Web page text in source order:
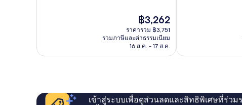
ราคา
ปัจจุบัน
คือ
฿3,262
฿3,262
ราคารวม ฿3,751
รวมภาษีและค่าธรรมเนียม
16 ส.ค. - 17 ส.ค.
เข้าสู่ระบบเพื่อดูส่วนลดและสิทธิพิเศษที่ร่วม